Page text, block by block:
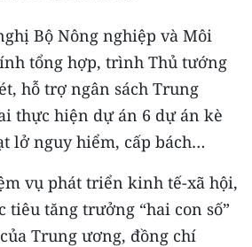
Long
Chí Minh
Bộ Nông nghiệp và Môi
tổng hợp, trình Thủ tướng
hỗ trợ ngân sách Trung
thực hiện dự án 6 dự án kè
lở nguy hiểm, cấp bách…
vụ phát triển kinh tế-xã hội,
tiêu tăng trưởng “hai con số”
Trung ương, đồng chí